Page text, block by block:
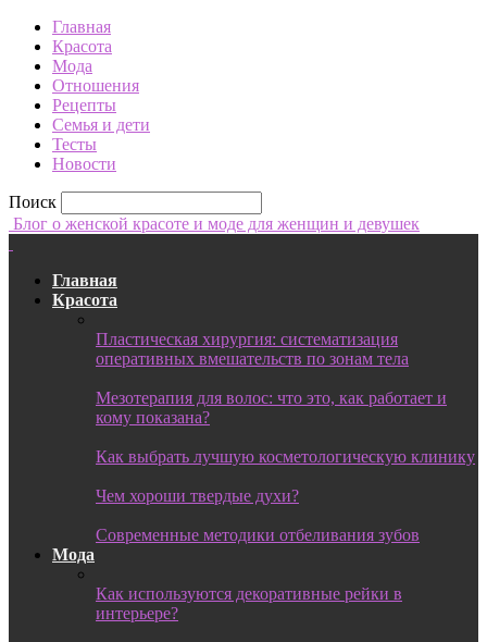
Главная
Красота
Мода
Отношения
Рецепты
Семья и дети
Тесты
Новости
Поиск
Блог о женской красоте и моде для женщин и девушек
Главная
Красота
Пластическая хирургия: систематизация
оперативных вмешательств по зонам тела
Мезотерапия для волос: что это, как работает и
кому показана?
Как выбрать лучшую косметологическую клинику
Чем хороши твердые духи?
Современные методики отбеливания зубов
Мода
Как используются декоративные рейки в
интерьере?